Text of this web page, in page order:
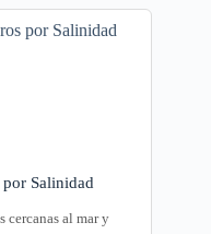
por Salinidad
cercanas al mar y